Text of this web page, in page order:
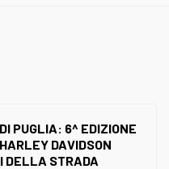
PUGLIA: 6^ EDIZIONE
DAVIDSON
DELLA STRADA